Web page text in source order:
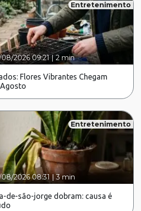
Entretenimento
2026 09:21|2 min
Flores Vibrantes Chegam
Entretenimento
2026 08:31 |3 min
de-são-jorge dobram: causa é